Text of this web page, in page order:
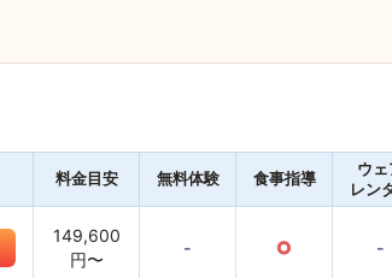
料金目安 無料体験 食事指導
ウェ
レン
149,600
円〜
- ○ -